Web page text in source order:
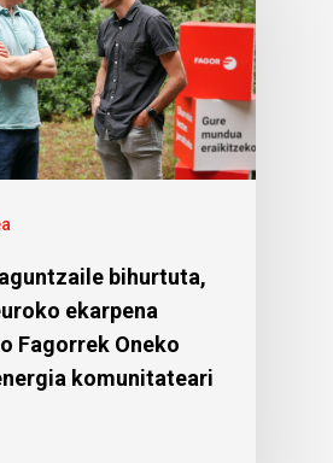
bihurtuta,
ekarpena
Fagorrek Oneko
komunitateari